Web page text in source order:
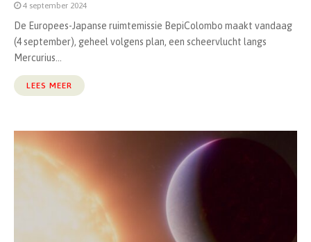
4 september 2024
De Europees-Japanse ruimtemissie BepiColombo maakt vandaag
(4 september), geheel volgens plan, een scheervlucht langs
Mercurius...
LEES MEER